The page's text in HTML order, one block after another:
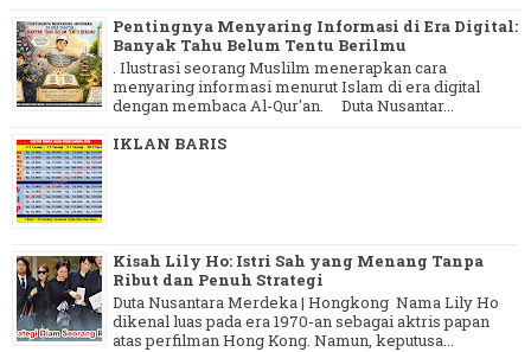
Pentingnya Menyaring Informasi di Era Digital:
Banyak Tahu Belum Tentu Berilmu
. Ilustrasi seorang Muslilm menerapkan cara
menyaring informasi menurut Islam di era digital
dengan membaca Al-Qur'an. Duta Nusantar...
IKLAN BARIS
Kisah Lily Ho: Istri Sah yang Menang Tanpa
Ribut dan Penuh Strategi
Duta Nusantara Merdeka | Hongkong Nama Lily Ho
dikenal luas pada era 1970-an sebagai aktris papan
atas perfilman Hong Kong. Namun, keputusa...